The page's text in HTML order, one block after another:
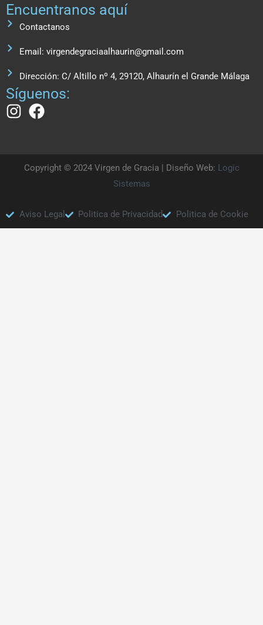
Encuentranos aquí
Contactanos
Email: virgendegraciaalhaurin@gmail.com
Dirección: C/ Altillo nº 4, 29120, Alhaurín el Grande Málaga
Síguenos:
Copyright © 2024 Virgen de Gracia | Diseño Web: Logic
Sistemas
Aviso Legal Politica de Privacidad Politica de Cookie